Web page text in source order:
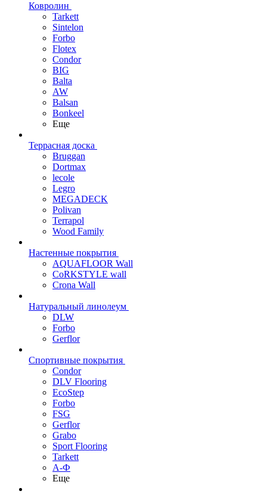
Ковролин
Tarkett
Sintelon
Forbo
Flotex
Condor
BIG
Balta
AW
Balsan
Bonkeel
Еще
Террасная доска
Bruggan
Dortmax
lecole
Legro
MEGADECK
Polivan
Terrapol
Wood Family
Настенные покрытия
AQUAFLOOR Wall
CoRKSTYLE wall
Crona Wall
Натуральный линолеум
DLW
Forbo
Gerflor
Спортивные покрытия
Condor
DLV Flooring
EcoStep
Forbo
FSG
Gerflor
Grabo
Sport Flooring
Tarkett
А-Ф
Еще